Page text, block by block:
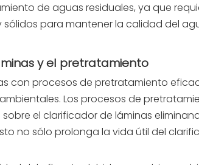
de aguas residuales, ya que
para mantener la calidad del
y el pretratamiento
con procesos de pretratamiento
Los procesos de
el clarificador de láminas
no sólo prolonga la vida útil del